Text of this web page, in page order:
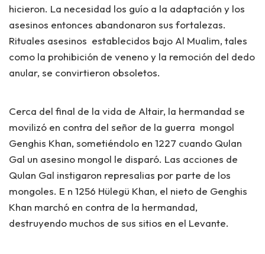
hicieron. La necesidad los guío a la adaptación y los
asesinos entonces abandonaron sus fortalezas.
Rituales asesinos establecidos bajo Al Mualim, tales
como la prohibición de veneno y la remoción del dedo
anular, se convirtieron obsoletos.
Cerca del final de la vida de Altair, la hermandad se
movilizó en contra del señor de la guerra mongol
Genghis Khan, sometiéndolo en 1227 cuando Qulan
Gal un asesino mongol le disparó. Las acciones de
Qulan Gal instigaron represalias por parte de los
mongoles. E n 1256 Hülegü Khan, el nieto de Genghis
Khan marchó en contra de la hermandad,
destruyendo muchos de sus sitios en el Levante.